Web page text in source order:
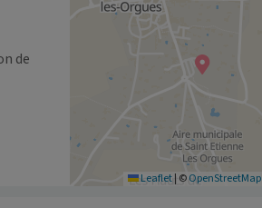
de
Leaflet| ©OpenStreetMap